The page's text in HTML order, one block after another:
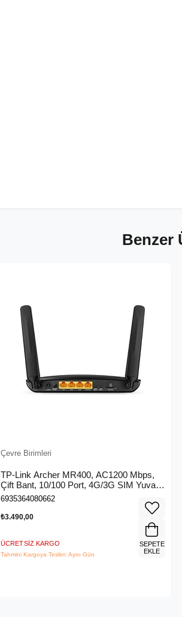
Benzer
Çevre Birimleri
TP-Link Archer MR400, AC1200 Mbps,
Çift Bant, 10/100 Port, 4G/3G SIM Yuvası,
Kablosuz 4G LTE Router
6935364080662
₺3.490,00
ÜCRETSIZ KARGO
Tahmini Kargoya Teslim: Aynı Gün
SEPETE
EKLE